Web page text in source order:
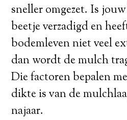
sneller omgezet. Is
beetje verzadigd en
bodemleven niet veel
dan wordt de mulch
Die factoren bepalen
dikte is van de
najaar.